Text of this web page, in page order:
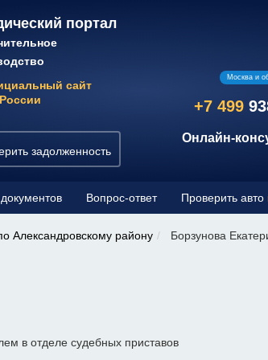
портал
сайт
задолженность
Москва и
+7 499
Онлайн-
Вопрос-ответ Проверить
Александровскому району Борзунова
в отделе судебных приставов